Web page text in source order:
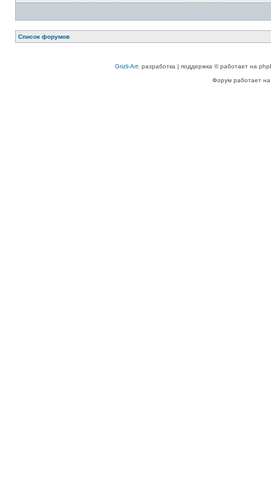
Список форумов
Grizli-Art: разработка | поддержка © работает на
Форум работает